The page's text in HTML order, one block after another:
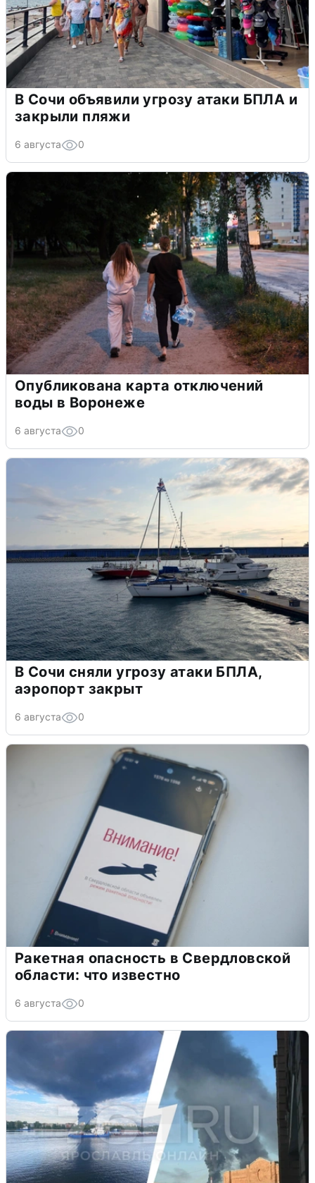
В Сочи объявили угрозу атаки БПЛА и
закрыли пляжи
6 августа 0
Опубликована карта отключений
воды в Воронеже
6 августа 0
В Сочи сняли угрозу атаки БПЛА,
аэропорт закрыт
6 августа 0
Ракетная опасность в Свердловской
области: что известно
6 августа 0